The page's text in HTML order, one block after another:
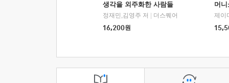
생각을 외주화한 사람들
정재민,김영주 저
더스퀘어
16,200원
머